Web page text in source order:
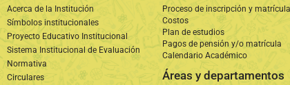
Acerca de la Institución
Símbolos institucionales
Proyecto Educativo Institucional
Sistema Institucional de Evaluación
Normativa
Circulares
Proceso de inscripción y matrícula
Costos
Plan de estudios
Pagos de pensión y/o matrícula
Calendario Académico
Áreas y departamentos